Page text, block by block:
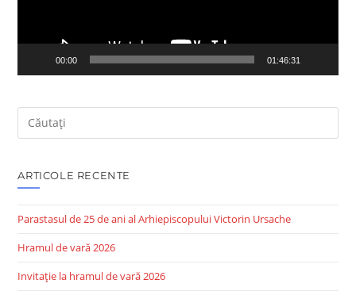
00:00 01:46:31
ARTICOLE RECENTE
Parastasul de 25 de ani al Arhiepiscopului Victorin Ursache
Hramul de vară 2026
Invitație la hramul de vară 2026